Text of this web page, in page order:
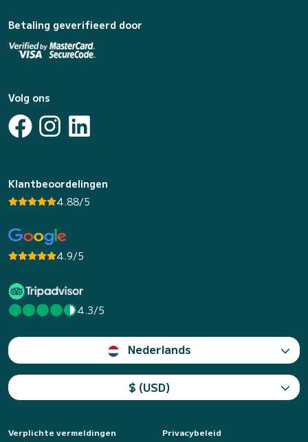
Betaling geverifieerd door
Volg ons
Klantbeoordelingen
4.88/5
4.9/5
4.3/5
Nederlands
$ (USD)
Verplichte vermeldingen
Privacybeleid